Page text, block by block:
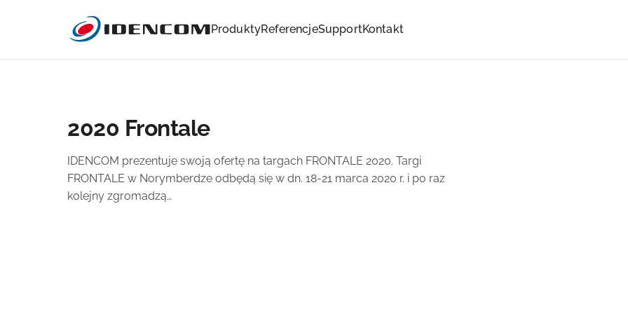
ProduktyReferencjeSupportKontakt
2020 Frontale
IDENCOM prezentuje swoją ofertę na targach FRONTALE 2020. Targi
FRONTALE w Norymberdze odbędą się w dn. 18-21 marca 2020 r. i po raz
kolejny zgromadzą…